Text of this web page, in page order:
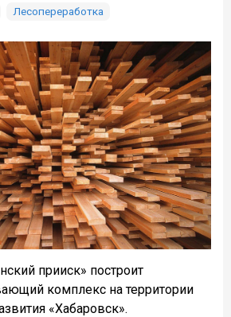
Лесопереработка
прииск» построит
комплекс на территории
«Хабаровск».